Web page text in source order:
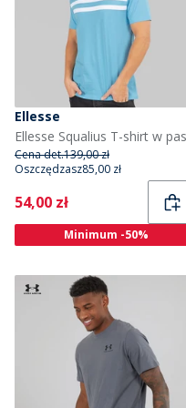
Ellesse
Cena det.139,00 zł
Oszczędzasz85,00 zł
Current
54,00 zł
Minimum -50%